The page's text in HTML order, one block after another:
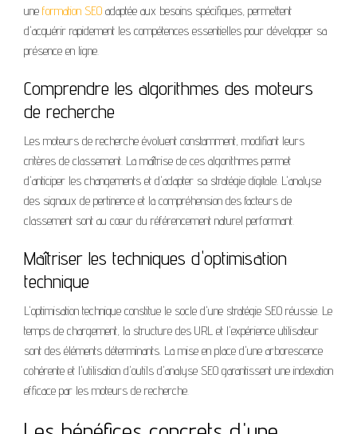
une formation SEO adaptée aux besoins spécifiques, permettent
d'acquérir rapidement les compétences essentielles pour développer sa
présence en ligne.
Comprendre les algorithmes des moteurs
de recherche
Les moteurs de recherche évoluent constamment, modifiant leurs
critères de classement. La maîtrise de ces algorithmes permet
d'anticiper les changements et d'adapter sa stratégie digitale. L'analyse
des signaux de pertinence et la compréhension des facteurs de
classement sont au cœur du référencement naturel performant.
Maîtriser les techniques d'optimisation
technique
L'optimisation technique constitue le socle d'une stratégie SEO réussie. Le
temps de chargement, la structure des URL et l'expérience utilisateur
sont des éléments déterminants. La mise en place d'une arborescence
cohérente et l'utilisation d'outils d'analyse SEO garantissent une indexation
efficace par les moteurs de recherche.